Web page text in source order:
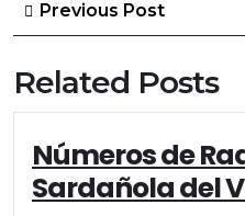
navigation
Previous PostPrevious
Post
Related Posts
Números
de
Radio
Números de
Sardañola del